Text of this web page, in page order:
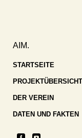
AIM.
STARTSEITE
PROJEKTÜBERSICHT
DER VEREIN
DATEN UND FAKTEN